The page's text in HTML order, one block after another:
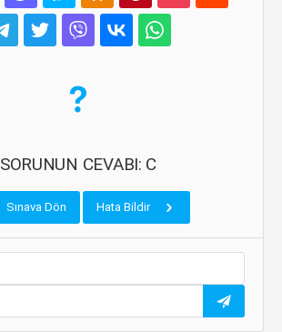
SORUNUN CEVABI: C
Sınava Dön Hata Bildir